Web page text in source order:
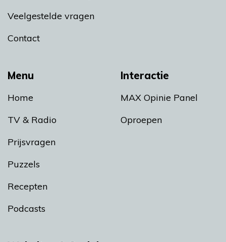
Menu
Home
TV & Radio
Prijsvragen
Puzzels
Recepten
Podcasts
Interactie
MAX Opinie Panel
Oproepen
Veelgestelde vragen
Contact